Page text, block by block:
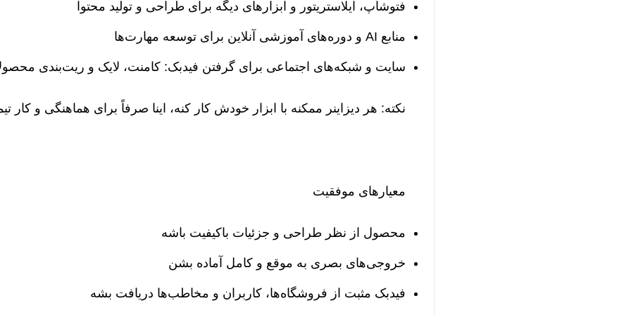
فتوشاپ، ایلاستریتور و ابزارهای دیگه برای طراحی و تولید محتوا
منابع AI و دوره‌های آموزشی آنلاین برای توسعه مهارت‌ها
سایت و شبکه‌های اجتماعی برای گرفتن فیدبک: کامنت، لایک و ریت‌بندی
نکته: هر دیزاینر ممکنه با ابزار خودش کار کنه، اینا صرفاً برای هماهنگی و کار
معیارهای موفقیت
محصول از نظر طراحی و جزئیات باکیفیت باشه
خروجی‌های بصری به موقع و کامل آماده بشن
فیدبک مثبت از فروشگاه‌ها، کاربران و مخاطب‌ها دریافت بشه